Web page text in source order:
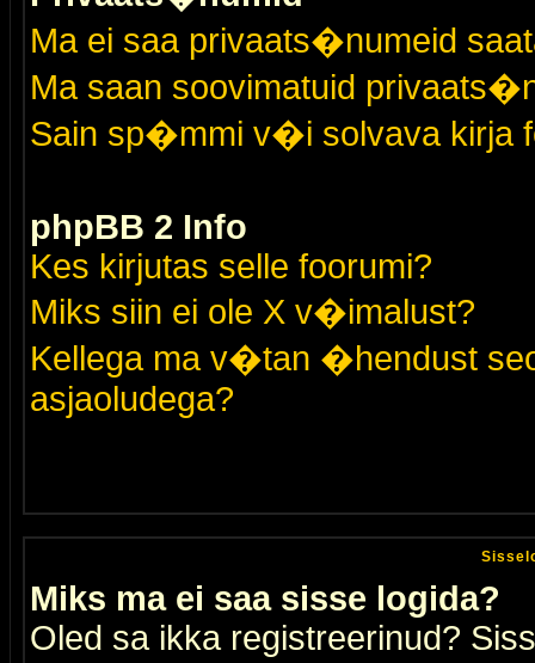
Ma ei saa privaats�numeid
Ma saan soovimatuid
Sain sp�mmi v�i solvava kirja
phpBB 2 Info
Kes kirjutas selle foorumi?
Miks siin ei ole X v�imalust?
Kellega ma v�tan �hendust
asjaoludega?
Miks ma ei saa sisse logida?
Oled sa ikka registreerinud?